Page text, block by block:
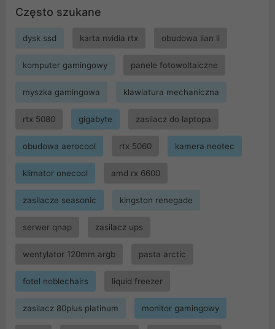
Często szukane
dysk ssd karta nvidia rtx obudowa lian li
komputer gamingowy panele fotowoltaiczne
myszka gamingowa klawiatura mechaniczna
rtx 5080 gigabyte zasilacz do laptopa
obudowa aerocool rtx 5060 kamera neotec
klimator onecool amd rx 6600
zasilacze seasonic kingston renegade
serwer qnap zasilacz ups
wentylator 120mm argb pasta arctic
fotel noblechairs liquid freezer
zasilacz 80plus platinum monitor gamingowy